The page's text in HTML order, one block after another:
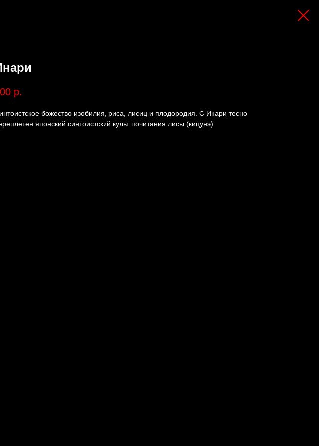
р.
божество изобилия, риса, лисиц и плодородия. С Инари тесно
японский синтоистский культ почитания лисы (кицунэ).